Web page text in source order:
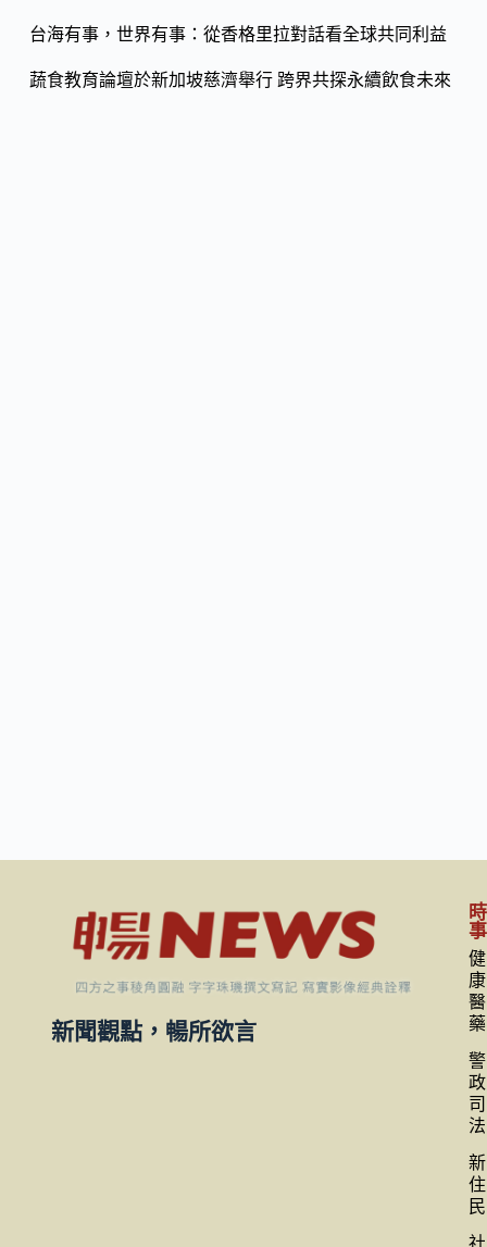
台海有事，世界有事：從香格里拉對話看全球共同利益
蔬食教育論壇於新加坡慈濟舉行 跨界共探永續飲食未來
新聞觀點，暢所欲言
時
事
健
康
醫
藥
警
政
司
法
新
住
民
社